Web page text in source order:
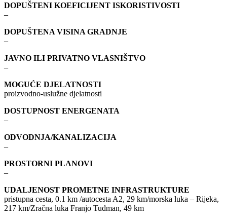
DOPUŠTENI KOEFICIJENT ISKORISTIVOSTI
–
DOPUŠTENA VISINA GRADNJE
–
JAVNO ILI PRIVATNO VLASNIŠTVO
–
MOGUĆE DJELATNOSTI
proizvodno-uslužne djelatnosti
DOSTUPNOST ENERGENATA
–
ODVODNJA/KANALIZACIJA
–
PROSTORNI PLANOVI
–
UDALJENOST PROMETNE INFRASTRUKTURE
pristupna cesta, 0.1 km /autocesta A2, 29 km/morska luka – Rijeka,
217 km/Zračna luka Franjo Tuđman, 49 km